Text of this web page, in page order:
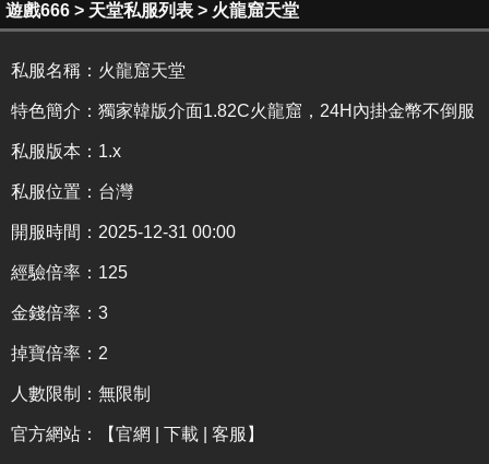
遊戲666 > 天堂私服列表 > 火龍窟天堂
私服名稱： 火龍窟天堂
特色簡介： 獨家韓版介面1.82C火龍窟，24H內掛金幣不倒服
私服版本：1.x
私服位置：台灣
開服時間：2025-12-31 00:00
經驗倍率：125
金錢倍率：3
掉寶倍率：2
人數限制：無限制
官方網站： 【官網 | 下載 | 客服】